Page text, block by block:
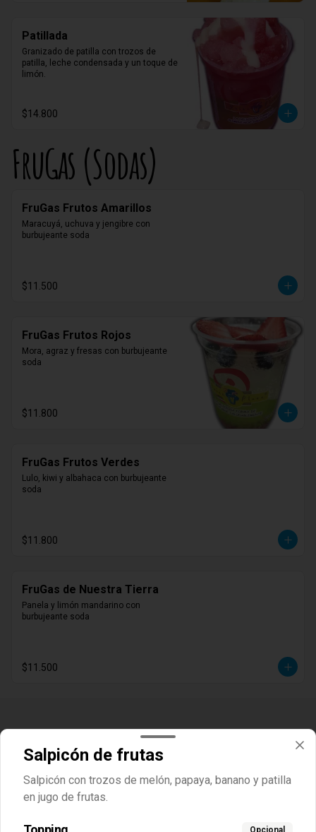
Patillada
Granizado de patilla con trozos de
patilla, leche condensada y un toque de
limón.
$14.800
FruGas (Sodas)
FruGas Frutos Amarillos
Maracuyá, uchuva y jengibre con
burbujeante soda
$11.500
FruGas Frutos Rojos
Mora, agraz y fresas con burbujeante
soda
$11.800
FruGas Frutos Verdes
Lulo, kiwi y albahaca con burbujeante
soda
$11.800
FruGas de Nuestra Tierra
Panela y limón mandarino con
burbujeante soda
$11.500
Salpicón de frutas
Salpicón con trozos de melón, papaya, banano y patilla
en jugo de frutas.
Opcional